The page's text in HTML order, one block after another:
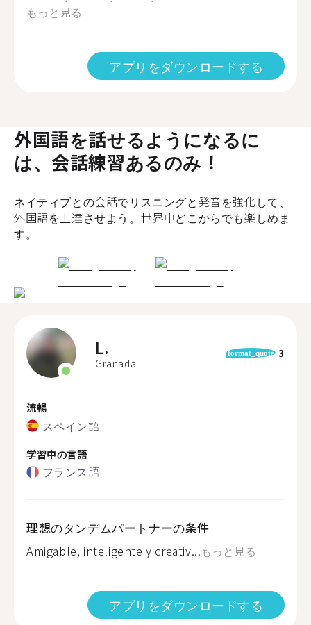
もっと見る
アプリをダウンロードする
外国語を話せるようになるに
は、会話練習あるのみ！
ネイティブとの会話でリスニングと発音を強化して、
外国語を上達させよう。世界中どこからでも楽しめま
す。
L.
Granada
format_quote 3
流暢
スペイン語
学習中の言語
フランス語
理想のタンデムパートナーの条件
Amigable, inteligente y creativ...もっと見る
アプリをダウンロードする